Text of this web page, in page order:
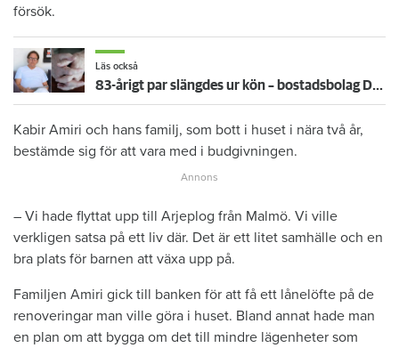
försök.
Läs också
83-årigt par slängdes ur kön – bostadsbolag DO-anmäls
Kabir Amiri och hans familj, som bott i huset i nära två år,
bestämde sig för att vara med i budgivningen.
– Vi hade flyttat upp till Arjeplog från Malmö. Vi ville
verkligen satsa på ett liv där. Det är ett litet samhälle och en
bra plats för barnen att växa upp på.
Familjen Amiri gick till banken för att få ett lånelöfte på de
renoveringar man ville göra i huset. Bland annat hade man
en plan om att bygga om det till mindre lägenheter som